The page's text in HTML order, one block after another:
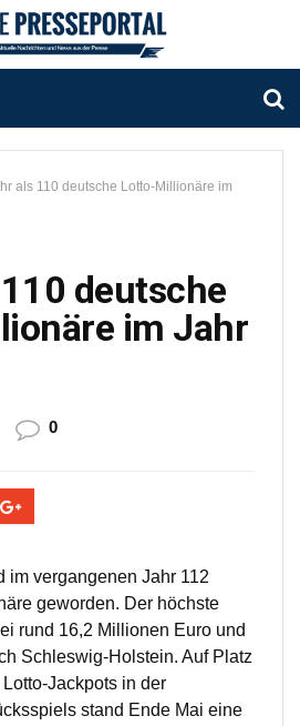
als 110 deutsche Lotto-Millionäre im
deutsche
im Jahr
0
im vergangenen Jahr 112
geworden. Der höchste
rund 16,2 Millionen Euro und
Schleswig-Holstein. Auf Platz
Jackpots in der
stand Ende Mai eine